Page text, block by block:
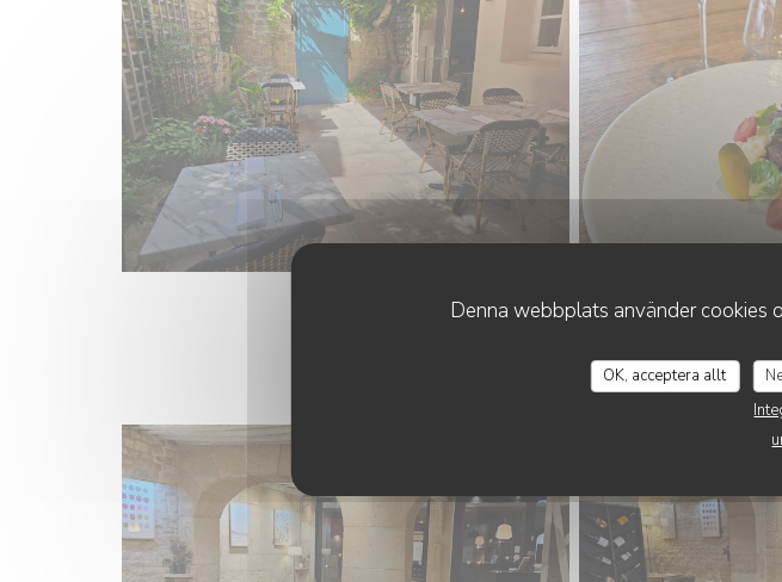
Denna webbplats använder cookies
OK, acceptera allt